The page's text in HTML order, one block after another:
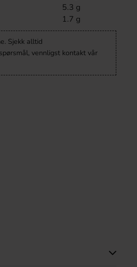
5.3 g
1.7 g
Sjekk alltid
vennligst kontakt vår